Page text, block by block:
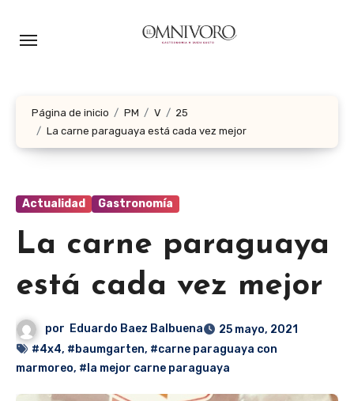
Página de inicio PM V
25
La carne paraguaya está cada vez mejor
Actualidad Gastronomía
La carne paraguaya
está cada vez mejor
por Eduardo Baez Balbuena
25 mayo, 2021
#4x4, #baumgarten, #carne paraguaya con
marmoreo, #la mejor carne paraguaya